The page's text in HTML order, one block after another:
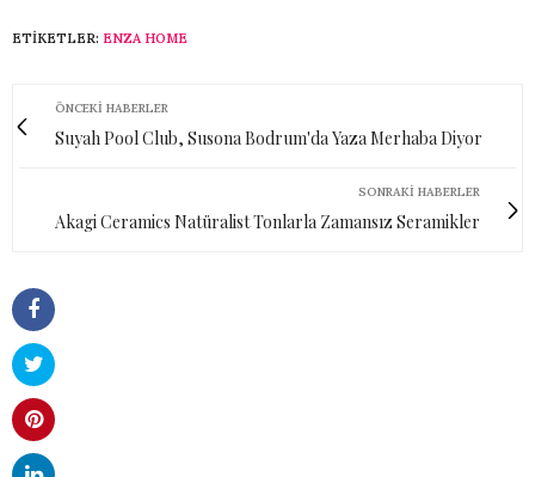
ETIKETLER: ENZA HOME
ÖNCEKI HABERLER
Suyah Pool Club, Susona Bodrum'da Yaza Merhaba Diyor
SONRAKI HABERLER
Akagi Ceramics Natüralist Tonlarla Zamansız Seramikler